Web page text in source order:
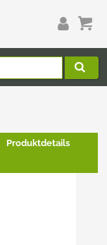
Produktdetails